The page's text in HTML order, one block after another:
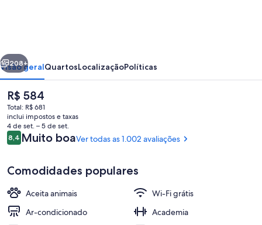
Port
Buffet
Próximo
208+
Visão geralQuartosLocalizaçãoPolíticas
O
preço
atual
é
R$ 584
R$ 584
Total: R$ 681
inclui impostos e taxas
4 de set. – 5 de set.
Avaliações
8,48,4 de 10
Muito boaVer todas as 1.002 avaliações
Comodidades populares
Aceita animais
Wi-Fi grátis
Ar-condicionado
Academia